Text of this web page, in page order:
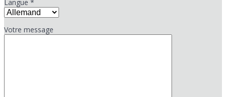
Langue *
Votre message